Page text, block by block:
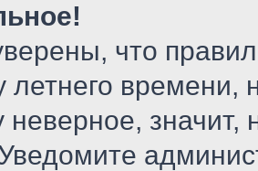
что
летнего
значит,